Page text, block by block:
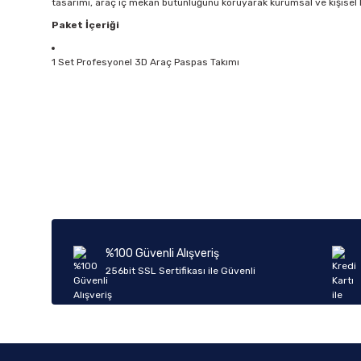
tasarımı, araç iç mekan bütünlüğünü koruyarak kurumsal ve
Paket İçeriği
1 Set Profesyonel 3D Araç Paspas Takımı
Ürün fiyatı diğer sitelerden daha pahalı.
Bu ürüne benzer farklı alternatifler olmalı.
%100 Güvenli Alışveriş
256bit SSL Sertifikası ile Güvenli